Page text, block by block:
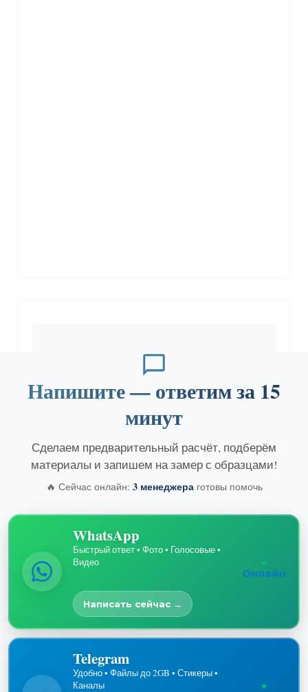
Напишите — ответим за 15
минут
Сделаем предварительный расчёт, подберём
материалы и запишем на замер с образцами!
🔥 Сейчас онлайн: 3 менеджераготовы помочь
WhatsApp
Быстрый ответ • Фото • Голосовые •
Видео
Написать сейчас →
Онлайн
Telegram
Удобно • Файлы до 2GB • Стикеры •
Каналы